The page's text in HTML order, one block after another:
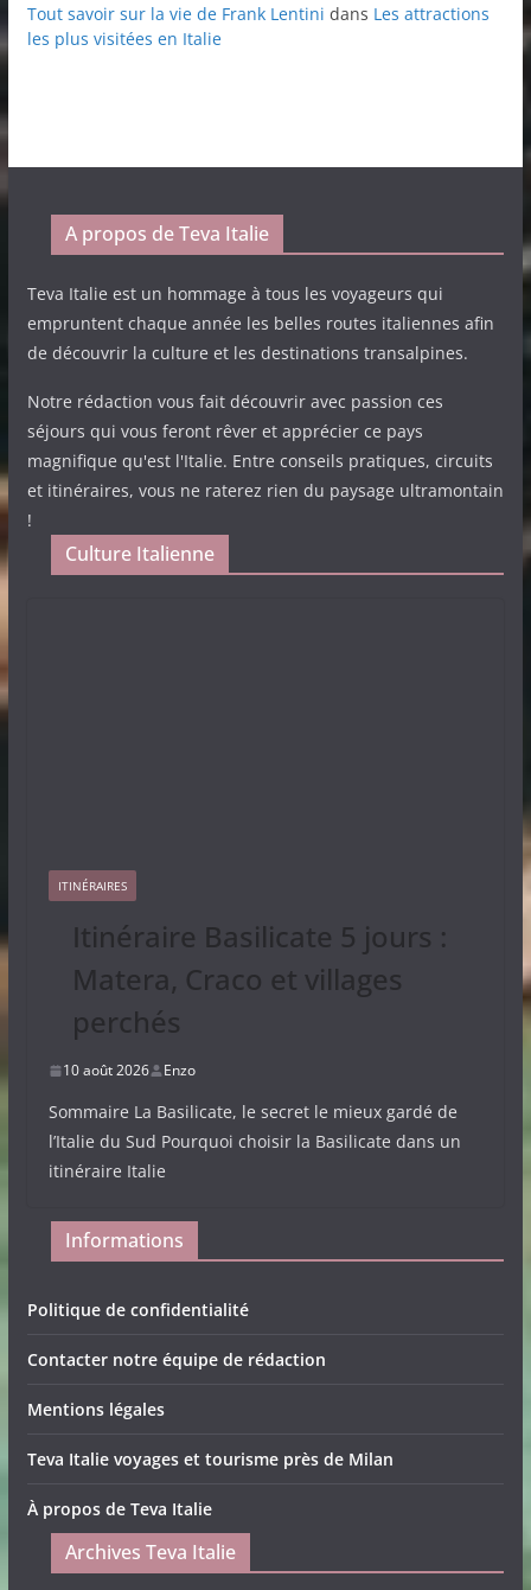
Tout savoir sur la vie de Frank Lentini dans Les attractions
les plus visitées en Italie
A propos de Teva Italie
Teva Italie est un hommage à tous les voyageurs qui
empruntent chaque année les belles routes italiennes afin
de découvrir la culture et les destinations transalpines.
Notre rédaction vous fait découvrir avec passion ces
séjours qui vous feront rêver et apprécier ce pays
magnifique qu'est l'Italie. Entre conseils pratiques, circuits
et itinéraires, vous ne raterez rien du paysage ultramontain
!
Culture Italienne
ITINÉRAIRES
Itinéraire Basilicate 5 jours :
Matera, Craco et villages
perchés
10 août 2026 Enzo
Sommaire La Basilicate, le secret le mieux gardé de
l’Italie du Sud Pourquoi choisir la Basilicate dans un
itinéraire Italie
Informations
Politique de confidentialité
Contacter notre équipe de rédaction
Mentions légales
Teva Italie voyages et tourisme près de Milan
À propos de Teva Italie
Archives Teva Italie